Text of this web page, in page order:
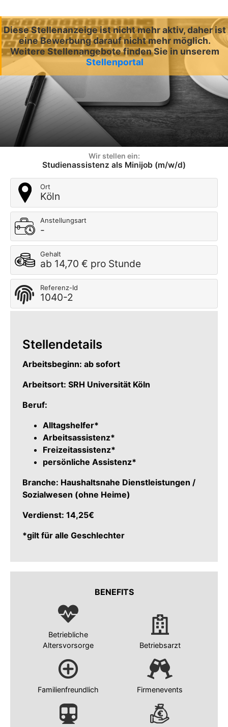
Diese Stellenanzeige ist nicht mehr aktiv, daher ist
eine Bewerbung darauf nicht mehr möglich.
Weitere Stellenangebote finden Sie in unserem
Stellenportal
Wir stellen ein:
Studienassistenz als Minijob (m/w/d)
Ort
Köln
Anstellungsart
-
Gehalt
ab 14,70 € pro Stunde
Referenz-Id
1040-2
Stellendetails
Arbeitsbeginn: ab sofort
Arbeitsort: SRH Universität Köln
Beruf:
Alltagshelfer*
Arbeitsassistenz*
Freizeitassistenz*
persönliche Assistenz*
Branche: Haushaltsnahe Dienstleistungen /
Sozialwesen (ohne Heime)
Verdienst: 14,25€
*gilt für alle Geschlechter
BENEFITS
Betriebliche
Altersvorsorge
Betriebsarzt
Familienfreundlich Firmenevents